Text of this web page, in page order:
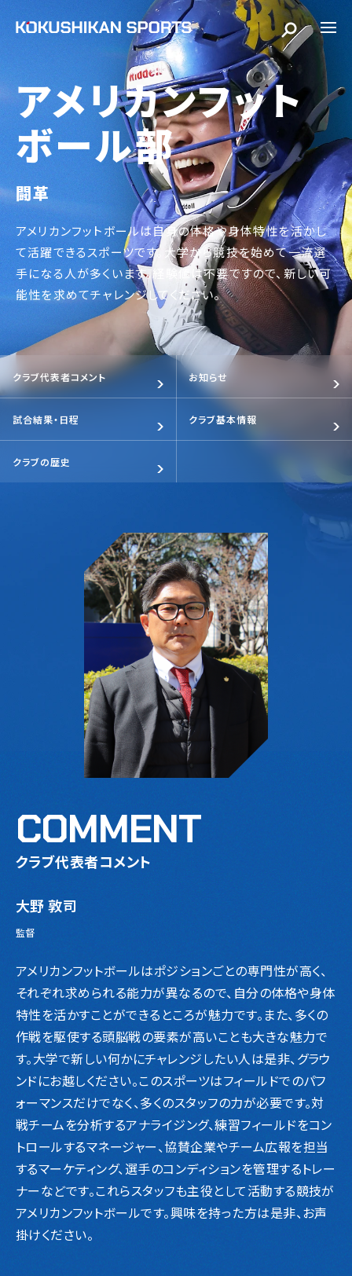
アメリカンフット
ボール部
闘革
アメリカンフットボールは自身の体格や身体特性を活かし
て活躍できるスポーツです。大学から競技を始めて一流選
手になる人が多くいます。経験値は不要ですので、新しい可
能性を求めてチャレンジしてください。
クラブ代表者コメント お知らせ
試合結果・日程 クラブ基本情報
クラブの歴史
COMMENT
クラブ代表者コメント
大野 敦司
監督
アメリカンフットボールはポジションごとの専門性が高く、
それぞれ求められる能力が異なるので、自分の体格や身体
特性を活かすことができるところが魅力です。また、多くの
作戦を駆使する頭脳戦の要素が高いことも大きな魅力で
す。大学で新しい何かにチャレンジしたい人は是非、グラウ
ンドにお越しください。このスポーツはフィールドでのパフ
ォーマンスだけでなく、多くのスタッフの力が必要です。対
戦チームを分析するアナライジング、練習フィールドをコン
トロールするマネージャー、協賛企業やチーム広報を担当
するマーケティング、選手のコンディションを管理するトレー
ナーなどです。これらスタッフも主役として活動する競技が
アメリカンフットボールです。興味を持った方は是非、お声
掛けください。